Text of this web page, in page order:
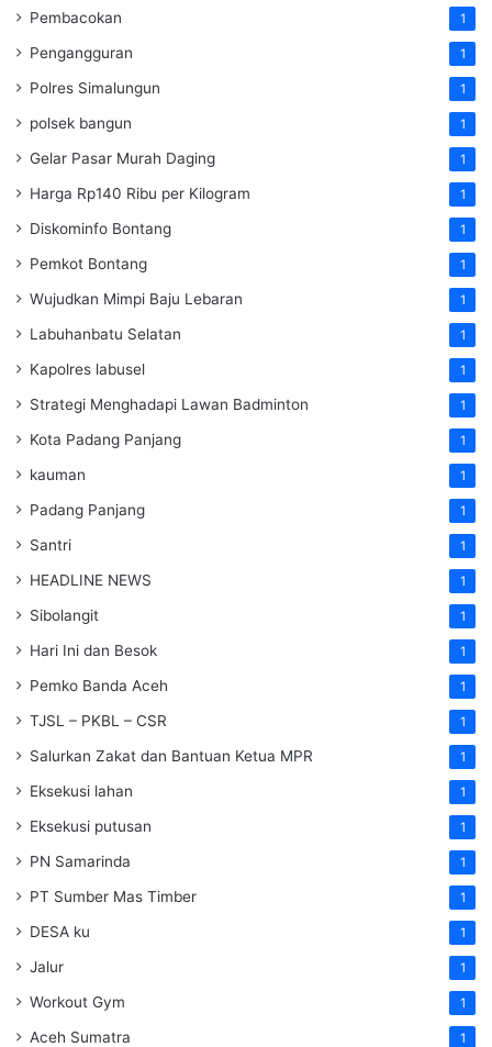
Pembacokan 1
Pengangguran 1
Polres Simalungun 1
polsek bangun 1
Gelar Pasar Murah Daging 1
Harga Rp140 Ribu per Kilogram 1
Diskominfo Bontang 1
Pemkot Bontang 1
Wujudkan Mimpi Baju Lebaran 1
Labuhanbatu Selatan 1
Kapolres labusel 1
Strategi Menghadapi Lawan Badminton 1
Kota Padang Panjang 1
kauman 1
Padang Panjang 1
Santri 1
HEADLINE NEWS 1
Sibolangit 1
Hari Ini dan Besok 1
Pemko Banda Aceh 1
TJSL – PKBL – CSR 1
Salurkan Zakat dan Bantuan Ketua MPR 1
Eksekusi lahan 1
Eksekusi putusan 1
PN Samarinda 1
PT Sumber Mas Timber 1
DESA ku 1
Jalur 1
Workout Gym 1
Aceh Sumatra 1